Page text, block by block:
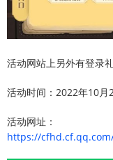
活动网站上另外有登录
活动时间：2022年10月
活动网址：
https://